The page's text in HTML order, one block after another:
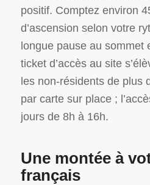
positif. Comptez environ
d’ascension selon votre
longue pause au sommet
ticket d’accès au site
les non-résidents de plus
par carte sur place ;
jours de 8h à 16h.
Une montée à
français